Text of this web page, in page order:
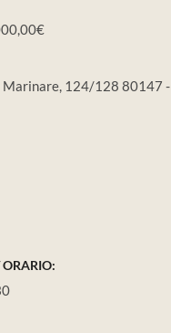
Marinare, 124/128 80147